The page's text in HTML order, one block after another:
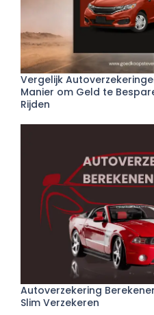
Vergelijk
Manier om Geld te
Rijden
Autoverzekering
Slim Verzekeren